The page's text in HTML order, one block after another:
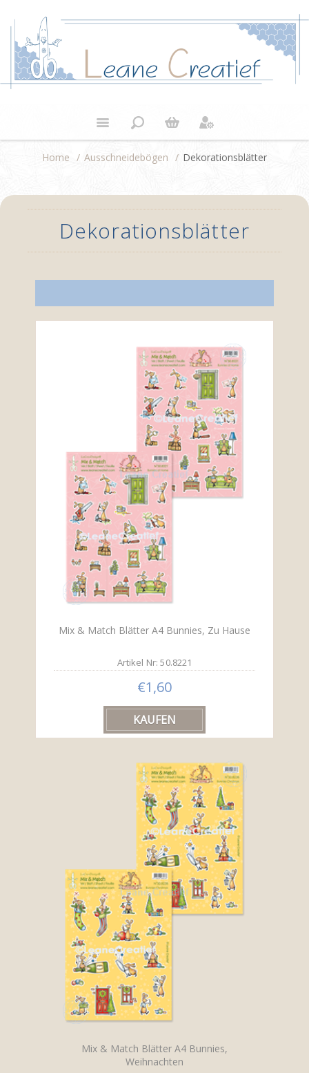
Home / Ausschneidebögen / Dekorationsblätter
Dekorationsblätter
Mix & Match Blätter A4 Bunnies, Zu Hause
Artikel Nr: 50.8221
€1,60
Mix & Match Blätter A4 Bunnies,
Weihnachten